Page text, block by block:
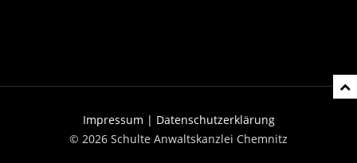
Impressum | Datenschutzerklärung
© 2026 Schulte Anwaltskanzlei Chemnitz